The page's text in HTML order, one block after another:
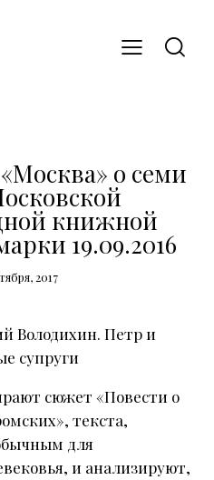
о семи
книжной
19.09.2016
2017
Володихин. Петр и
супруги
сюжет «Повести о
текста,
для
и анализируют,